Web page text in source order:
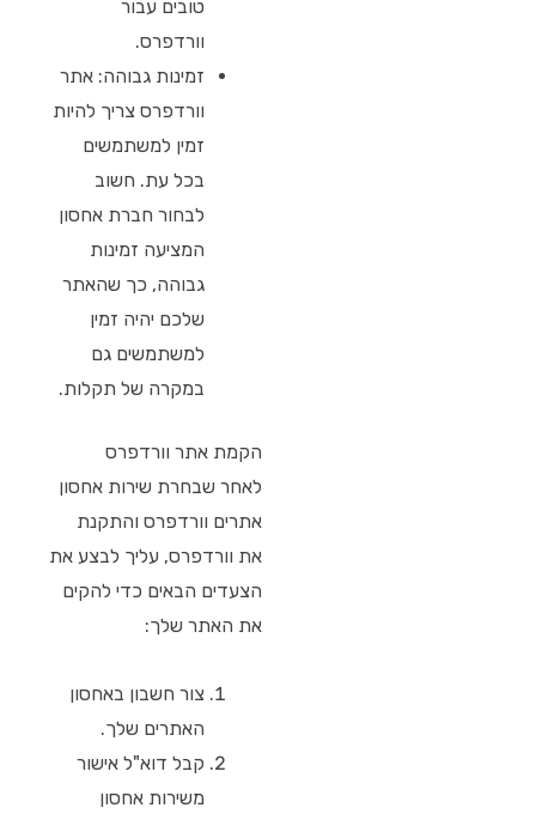
טובים עבור
וורדפרס.
זמינות גבוהה: אתר
וורדפרס צריך להיות
זמין למשתמשים
בכל עת. חשוב
לבחור חברת אחסון
המציעה זמינות
גבוהה, כך שהאתר
שלכם יהיה זמין
למשתמשים גם
במקרה של תקלות.
הקמת אתר וורדפרס
לאחר שבחרת שירות אחסון
אתרים וורדפרס והתקנת
את וורדפרס, עליך לבצע את
הצעדים הבאים כדי להקים
את האתר שלך:
צור חשבון באחסון
האתרים שלך.
קבל דוא"ל אישור
משירות אחסון